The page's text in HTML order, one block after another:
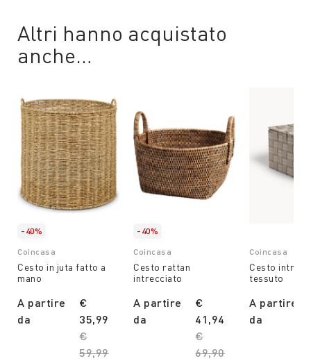
Altri hanno acquistato
anche…
-40%
Coincasa
Cesto in juta fatto a
mano
A partire
da
Price reduced from
€
59,99to
€
35,99
-40%
Coincasa
Cesto rattan
intrecciato
A partire
da
Price reduced from
€
69,90to
€
41,94
Coincasa
Cesto
tessuto
A partire
da